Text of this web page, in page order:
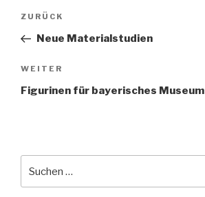
Beitrags-
Vorheriger
Beitrag
ZURÜCK
Neue Materialstudien
Nächster
Beitrag
WEITER
Figurinen für bayerisches Museum
nach: